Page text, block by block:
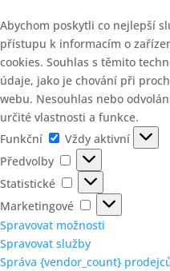
Abychom poskytli co nejlepší
přístupu k informacím o
cookies. Souhlas s těmito
údaje, jako je chování při
webu. Nesouhlas nebo
určité vlastnosti a funkce.
Funkční
Funkční
Vždy aktivní
Předvolby
Předvolby
Statistické
Statistické
Marketingové
Marketingové
Spravovat možnosti
Spravovat služby
Správa {vendor_count}